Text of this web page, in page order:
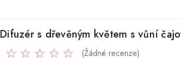
Difuzér s dřevěným květem s vůní
(Žádné recenze)